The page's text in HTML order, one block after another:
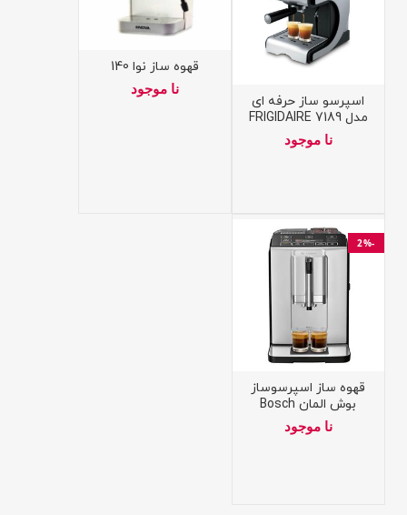
اسپرسو ساز حرفه ای
مدل 7189 FRIGIDAIRE
نا موجود
قهوه ساز نوا 140
نا موجود
-2%
قهوه ساز اسپرسوساز
بوش المان Bosch
TIS3051DE
نا موجود